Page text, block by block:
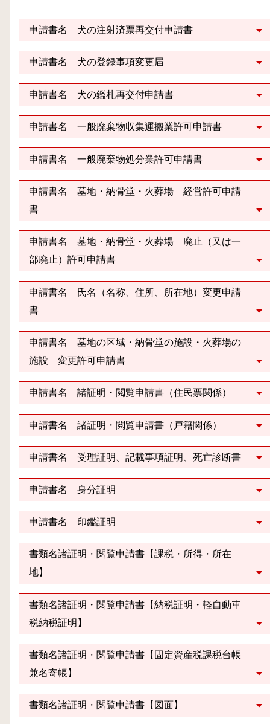
申請書名 犬の注射済票再交付申請書
申請書名 犬の登録事項変更届
申請書名 犬の鑑札再交付申請書
申請書名 一般廃棄物収集運搬業許可申請書
申請書名 一般廃棄物処分業許可申請書
申請書名 墓地・納骨堂・火葬場 経営許可申請
書
申請書名 墓地・納骨堂・火葬場 廃止（又は一
部廃止）許可申請書
申請書名 氏名（名称、住所、所在地）変更申請
書
申請書名 墓地の区域・納骨堂の施設・火葬場の
施設 変更許可申請書
申請書名 諸証明・閲覧申請書（住民票関係）
申請書名 諸証明・閲覧申請書（戸籍関係）
申請書名 受理証明、記載事項証明、死亡診断書
申請書名 身分証明
申請書名 印鑑証明
書類名諸証明・閲覧申請書【課税・所得・所在
地】
書類名諸証明・閲覧申請書【納税証明・軽自動車
税納税証明】
書類名諸証明・閲覧申請書【固定資産税課税台帳
兼名寄帳】
書類名諸証明・閲覧申請書【図面】